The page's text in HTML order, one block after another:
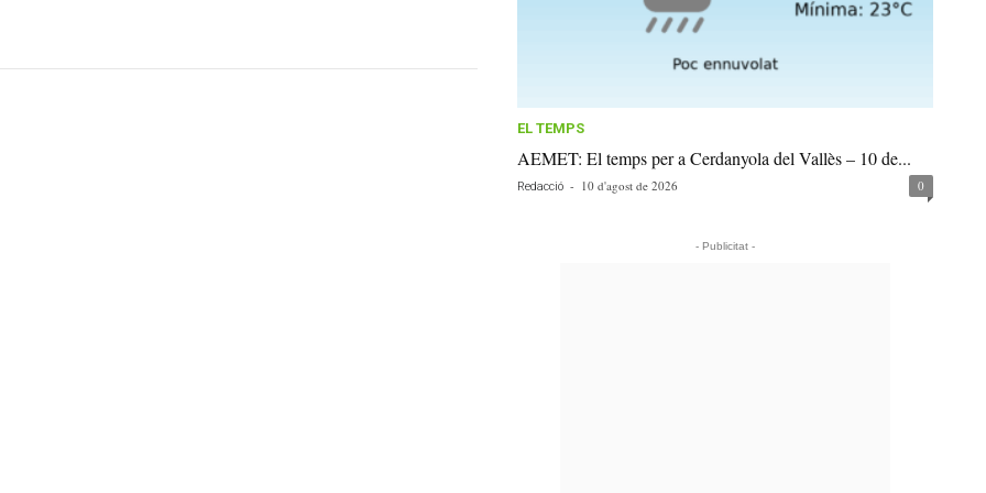
EL TEMPS
AEMET: El temps per a Cerdanyola del Vallès – 10 de...
Redacció - 10 d'agost de 2026 0
- Publicitat -